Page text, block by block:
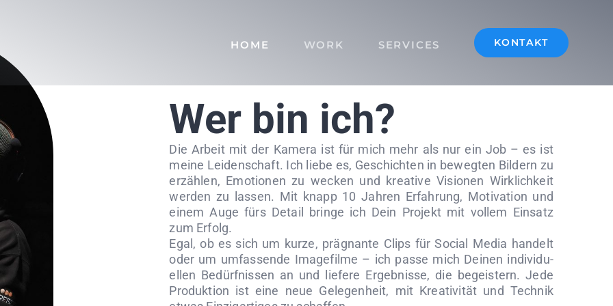
HOME WORK SERVICES KONTAKT
Wer bin ich?
Die Arbeit mit der Kamera ist für mich mehr als nur ein Job – es ist
meine Leidenschaft. Ich liebe es, Geschichten in bewegten Bildern zu
erzählen, Emotionen zu wecken und kreative Visionen Wirklichkeit
werden zu lassen. Mit knapp 10 Jahren Erfahrung, Motivation und
einem Auge fürs Detail bringe ich Dein Projekt mit vollem Einsatz
zum Erfolg.
Egal, ob es sich um kurze, prägnante Clips für Social Media handelt
oder um umfassende Imagefilme – ich passe mich Deinen individu-
ellen Bedürfnissen an und liefere Ergebnisse, die begeistern. Jede
Produktion ist eine neue Gelegenheit, mit Kreativität und Technik